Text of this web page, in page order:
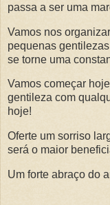
passa a ser uma
Vamos nos
pequenas
se torne uma
Vamos começar
gentileza com
hoje!
Oferte um sorriso
será o maior
Um forte abraço do